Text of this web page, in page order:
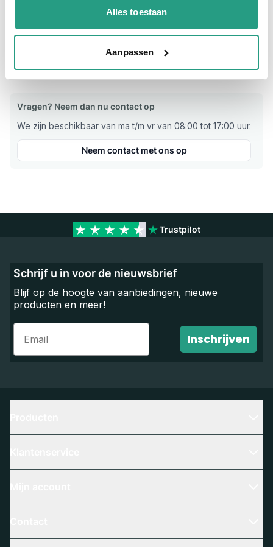
Alles toestaan
Aanpassen
Werkdruk 16 bar
Vragen? Neem dan nu contact op
We zijn beschikbaar van ma t/m vr van 08:00 tot 17:00 uur.
Neem contact met ons op
Trustpilot
Schrijf u in voor de nieuwsbrief
Blijf op de hoogte van aanbiedingen, nieuwe
producten en meer!
Email
Inschrijven